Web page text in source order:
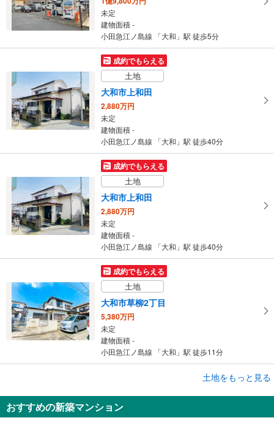
未定
建物面積 -
小田急江ノ島線 「大和」駅 徒歩5分
成約でもらえる
土地
大和市上和田
2,880万円
未定
建物面積 -
小田急江ノ島線 「大和」駅 徒歩40分
成約でもらえる
土地
大和市上和田
2,880万円
未定
建物面積 -
小田急江ノ島線 「大和」駅 徒歩40分
成約でもらえる
土地
大和市草柳2丁目
5,380万円
未定
建物面積 -
小田急江ノ島線 「大和」駅 徒歩11分
綾瀬市蓼川3丁目
土地をもっと見る
おすすめの新築マンション